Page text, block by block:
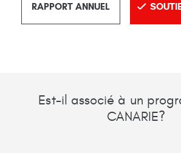
RAPPORT ANNUEL
Est-il associé à un
CANARIE?